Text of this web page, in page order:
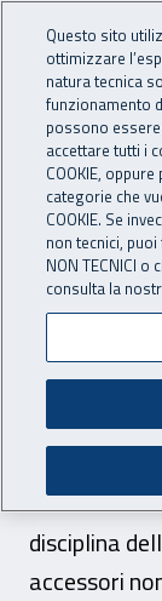
INAIL
Home Inail
premi
iscritti
Con
forniscono
disciplina
accessori
Questo sito
ottimizzare
natura tecnica
funzionamento
possono
accettare tutti i
COOKIE,
categorie che
COOKIE. Se
non tecnici, puoi
NON TECNICI
consulta la